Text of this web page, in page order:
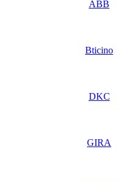
ABB
Bticino
DKC
GIRA